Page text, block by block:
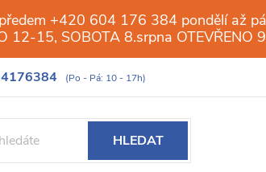
+420 604 176 384 pondělí až
12-15, SOBOTA 8.srpna OTEVŘENO
Web Slovník pojmů
HLEDAT